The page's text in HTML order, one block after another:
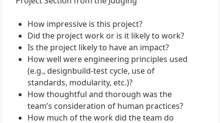
How impressive is this project?
Did the project work or is it likely to work?
Is the project likely to have an impact?
How well were engineering principles used
(e.g., designbuild-test cycle, use of
standards, modularity, etc.)?
How thoughtful and thorough was the
team’s consideration of human practices?
How much of the work did the team do